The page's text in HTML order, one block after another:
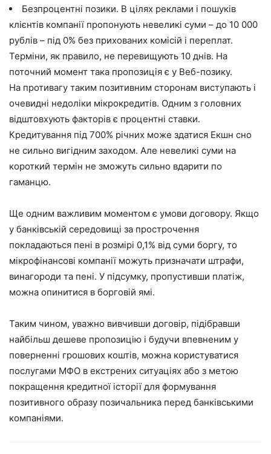
Безпроцентні позики. В цілях реклами і пошуків
клієнтів компанії пропонують невеликі суми – до 10 000
рублів – під 0% без прихованих комісій і переплат.
Терміни, як правило, не перевищують 10 днів. На
поточний момент така пропозиція є у Веб-позику.
На противагу таким позитивним сторонам виступають і
очевидні недоліки мікрокредитів. Одним з головних
відштовхують факторів є процентні ставки.
Кредитування під 700% річних може здатися Екшн сно
не сильно вигідним заходом. Але невеликі суми на
короткий термін не зможуть сильно вдарити по
гаманцю.
Ще одним важливим моментом є умови договору. Якщо
у банківській середовищі за прострочення
покладаються пені в розмірі 0,1% від суми боргу, то
мікрофінансові компанії можуть призначати штрафи,
винагороди та пені. У підсумку, пропустивши платіж,
можна опинитися в борговій ямі.
Таким чином, уважно вивчивши договір, підібравши
найбільш дешеве пропозицію і будучи впевненим у
поверненні грошових коштів, можна користуватися
послугами МФО в екстрених ситуаціях або з метою
покращення кредитної історії для формування
позитивного образу позичальника перед банківськими
компаніями.